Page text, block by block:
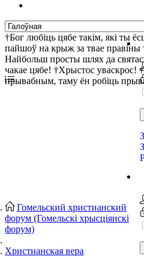
†Бог любіць цябе такім, які ты
пайшоў на крыж за твае
Найбольш просты шлях да
чакае цябе! †Хрыстос уваскрос!
прывабным, таму ён робіць
Гомельский христианский
форум (Гомельскі хрысціянскі
форум)
Христианская вера